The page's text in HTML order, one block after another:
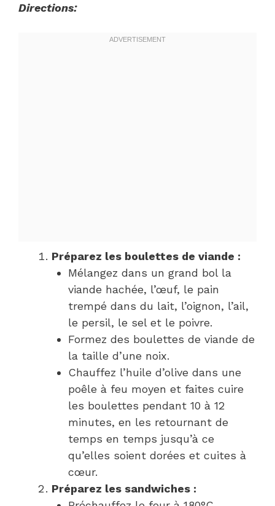
Directions:
Préparez les boulettes de viande :
Mélangez dans un grand bol la
viande hachée, l’œuf, le pain
trempé dans du lait, l’oignon, l’ail,
le persil, le sel et le poivre.
Formez des boulettes de viande de
la taille d’une noix.
Chauffez l’huile d’olive dans une
poêle à feu moyen et faites cuire
les boulettes pendant 10 à 12
minutes, en les retournant de
temps en temps jusqu’à ce
qu’elles soient dorées et cuites à
cœur.
Préparez les sandwiches :